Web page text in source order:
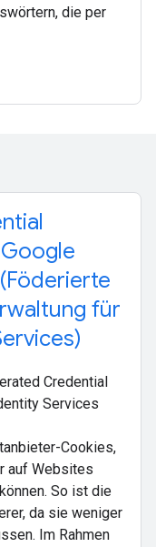
die per
für
Credential
Services
Cookies,
auf Websites
So ist die
da sie weniger
Im Rahmen